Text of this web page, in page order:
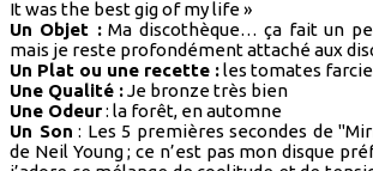
It was the best gig of my life »
Un Objet :Ma discothèque… ça fait un
mais je reste profondément attaché aux
Un Plat ou une recette :les tomates
Une Qualité :Je bronze très bien
Une Odeur: la forêt, en automne
Un Son : Les 5 premières secondes de
de Neil Young ; ce n’est pas mon disque